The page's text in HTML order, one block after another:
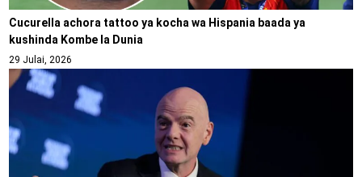
Cucurella achora tattoo ya kocha wa Hispania baada ya
kushinda Kombe la Dunia
29 Julai, 2026